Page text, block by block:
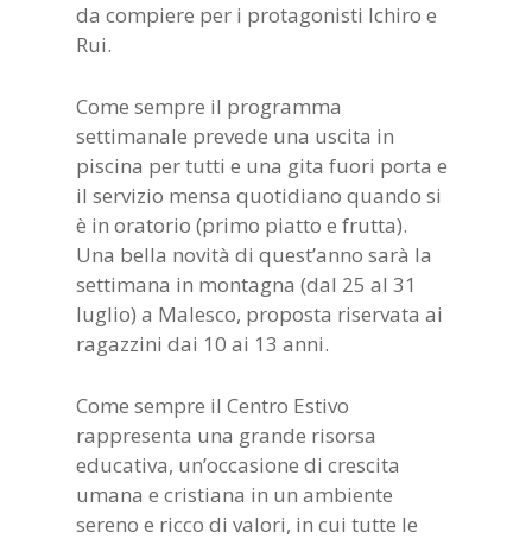
da compiere per i protagonisti Ichiro e
Rui.
Come sempre il programma
settimanale prevede una uscita in
piscina per tutti e una gita fuori porta e
il servizio mensa quotidiano quando si
è in oratorio (primo piatto e frutta).
Una bella novità di quest’anno sarà la
settimana in montagna (dal 25 al 31
luglio) a Malesco, proposta riservata ai
ragazzini dai 10 ai 13 anni.
Come sempre il Centro Estivo
rappresenta una grande risorsa
educativa, un’occasione di crescita
umana e cristiana in un ambiente
sereno e ricco di valori, in cui tutte le